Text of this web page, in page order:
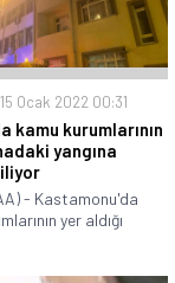
15 Ocak 2022 00:31
kamu kurumlarının
yangına
- Kastamonu'da
yer aldığı